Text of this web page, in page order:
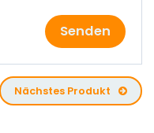
Senden
Nächstes Produkt